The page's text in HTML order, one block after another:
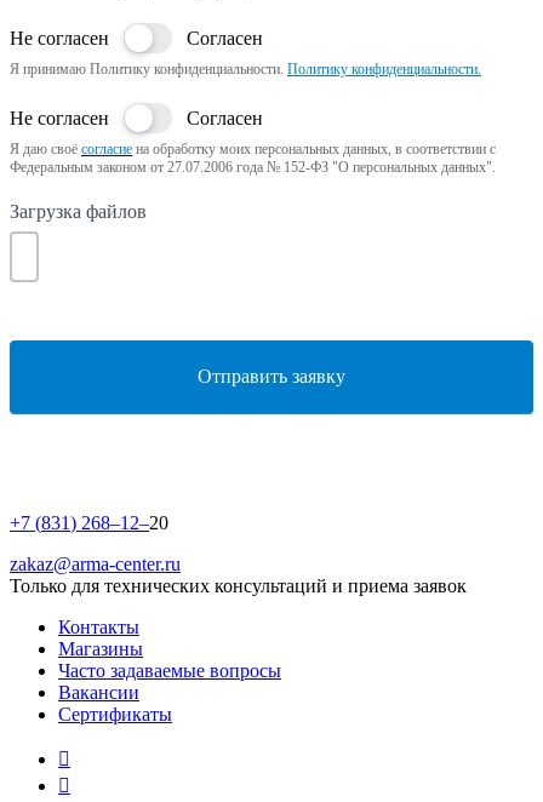
Не согласен Согласен
Я принимаю Политику конфиденциальности. Политику конфиденциальности.
Не согласен Согласен
Я даю своё согласие на обработку моих персональных данных, в соответствии с
Федеральным законом от 27.07.2006 года № 152-ФЗ "О персональных данных".
Загрузка файлов
Отправить заявку
+7 (831) 268–1 2–20
zakaz@arma-center.ru
Только для технических консультаций и приема заявок
Контакты
Магазины
Часто задаваемые вопросы
Вакансии
Сертификаты